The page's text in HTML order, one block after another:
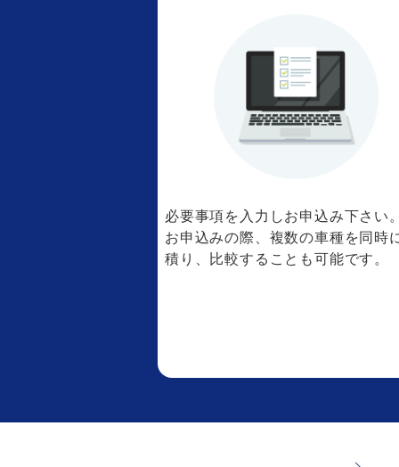
必要事項を入力しお申込み下さい
お申込みの際、複数の車種を同時
積り、比較することも可能です。